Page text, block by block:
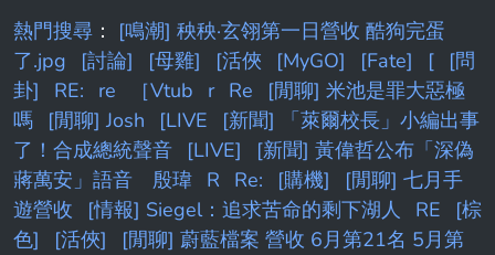
熱門搜尋 ： [鳴潮] 秧秧·玄翎第一日營收 酷狗完蛋
了.jpg
[討論] [母雞] [活俠 [MyGO] [Fate] [
[問
卦]
RE: re ［Vtub r Re
[閒聊] 米池是罪大惡極
嗎
[閒聊] Josh [LIVE
[新聞] 「萊爾校長」小編出事
了！合成總統聲音
[LIVE]
[新聞] 黃偉哲公布「深偽
蔣萬安」語音 殷瑋 R Re: [購機]
[閒聊] 七月手
遊營收
[情報] Siegel：追求苦命的剩下湖人 RE
[棕
色]
[活俠]
[閒聊] 蔚藍檔案 營收 6月第21名 5月第